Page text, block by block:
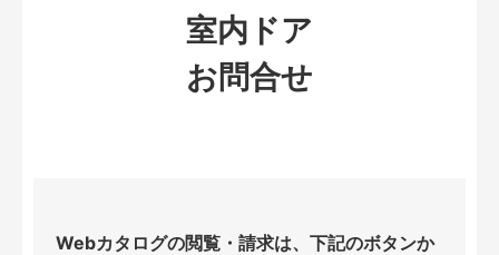
室内ドア
お問合せ
Webカタログの閲覧・請求は、下記のボタンか